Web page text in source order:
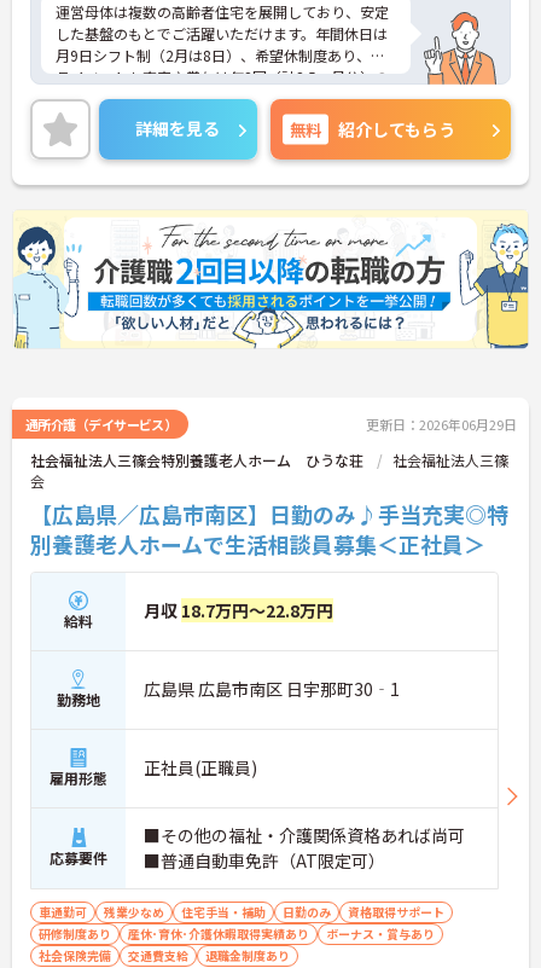
運営母体は複数の高齢者住宅を展開しており、安定
した基盤のもとでご活躍いただけます。年間休日は
月9日シフト制（2月は8日）、希望休制度あり、プ
ライベートも充実♪賞与は年2回（計2.5ヶ月分）の
実績があり、頑張りが評価される環境です。社員給
食（食事補助手当5,600円支給）や育児給付金制度
（最大10万円支給）など、福利厚生も魅力。社内研
修や資格取得支援制度（対象資格の取得費用を最大
10万円まで補助）も整っており、スキルアップを目
指せます。ご興味のある方には、面接対策ポイント
など、さらに詳細をお話ししますのでお気軽にご相
談ください！
詳細を見る 無料 紹介してもらう
通所介護（デイサービス） 更新日：2026年06月29日
社会福祉法人三篠会特別養護老人ホーム ひうな荘
社会福祉法人三篠
会
【広島県／広島市南区】日勤のみ♪手当充実◎特
別養護老人ホームで生活相談員募集＜正社員＞
給料 月収 18.7万円～22.8万円
勤務地 広島県 広島市南区 日宇那町30‐1
雇用形態 正社員(正職員)
応募要件
■その他の福祉・介護関係資格あれば尚可
■普通自動車免許（AT限定可）
車通勤可 残業少なめ 住宅手当・補助 日勤のみ
資格取得サポート
研修制度あり
産休･育休･介護休暇取得実績あり
ボーナス・賞与あり
社会保険完備
交通費支給 退職金制度あり